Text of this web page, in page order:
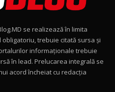
E 53 HYBRID 4MATIC+ / Test
/ Test Drive AutoBlog.MD
se realizează în limita
obligatoriu, trebuie citată sursa și
informaționale trebuie
în lead. Prelucarea integrală se
acord încheiat cu redacţia